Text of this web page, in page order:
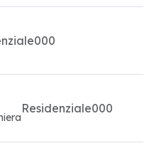
000
Residenziale000